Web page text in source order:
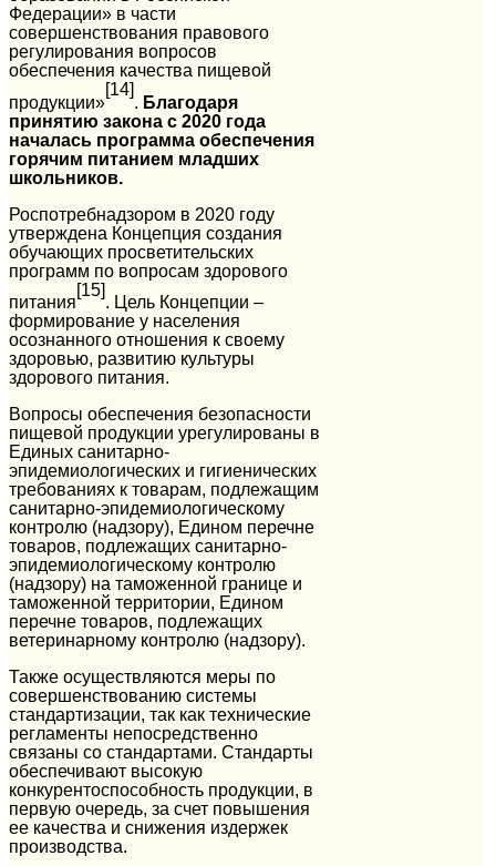
Федерации» в части
совершенствования правового
регулирования вопросов
обеспечения качества пищевой
продукции»
[14]
. Благодаря
принятию закона с 2020 года
началась программа обеспечения
горячим питанием младших
школьников.
Роспотребнадзором в 2020 году
утверждена Концепция создания
обучающих просветительских
программ по вопросам здорового
питания
[15]
. Цель Концепции –
формирование у населения
осознанного отношения к своему
здоровью, развитию культуры
здорового питания.
Вопросы обеспечения безопасности
пищевой продукции урегулированы в
Единых санитарно-
эпидемиологических и гигиенических
требованиях к товарам, подлежащим
санитарно-эпидемиологическому
контролю (надзору), Едином перечне
товаров, подлежащих санитарно-
эпидемиологическому контролю
(надзору) на таможенной границе и
таможенной территории, Едином
перечне товаров, подлежащих
ветеринарному контролю (надзору).
Также осуществляются меры по
совершенствованию системы
стандартизации, так как технические
регламенты непосредственно
связаны со стандартами. Стандарты
обеспечивают высокую
конкурентоспособность продукции, в
первую очередь, за счет повышения
ее качества и снижения издержек
производства.